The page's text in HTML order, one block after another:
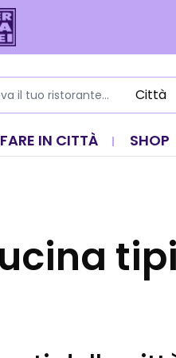
IN CITTÀ SHOP